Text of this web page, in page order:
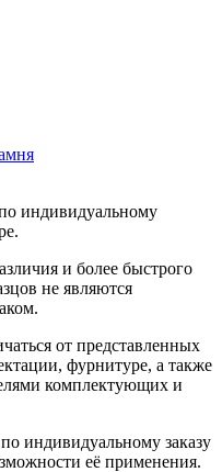
индивидуальному
и более быстрого
не являются
от представленных
фурнитуре, а также
комплектующих и
индивидуальному заказу
её применения.